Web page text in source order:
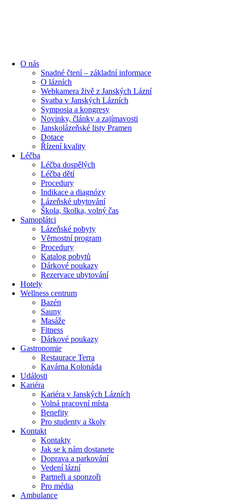
O nás
Snadné čtení – základní informace
O lázních
Webkamera živě z Janských Lázní
Svatba v Janských Lázních
Symposia a kongresy
Novinky, články a zajímavosti
Janskolázeňské listy Pramen
Dotace
Řízení kvality
Léčba
Léčba dospělých
Léčba dětí
Procedury
Indikace a diagnózy
Lázeňské ubytování
Škola, školka, volný čas
Samoplátci
Lázeňské pobyty
Věrnostní program
Procedury
Katalog pobytů
Dárkové poukazy​
Rezervace ubytování
Hotely
Wellness centrum
Bazén
Sauny
Masáže
Fitness
Dárkové poukazy​
Gastronomie
Restaurace Terra
Kavárna Kolonáda
Události
Kariéra
Kariéra v Janských Lázních
Volná pracovní místa
Benefity
Pro studenty a školy
Kontakt
Kontakty
Jak se k nám dostanete
Doprava a parkování
Vedení lázní
Partneři a sponzoři
Pro média
Ambulance